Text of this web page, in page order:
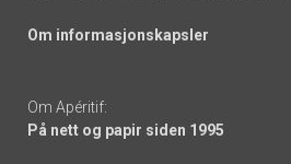
Om informasjonskapsler
Om Apéritif:
På nett og papir siden 1995